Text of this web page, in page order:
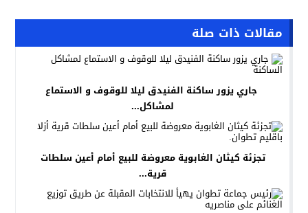
مقالات ذات صلة
جاري يزور ساكنة الفنيدق ليلا للوقوف و الاستماع
لمشاكل...
تجزئة كيثان الغابوية معروضة للبيع أمام أعين سلطات
قرية...